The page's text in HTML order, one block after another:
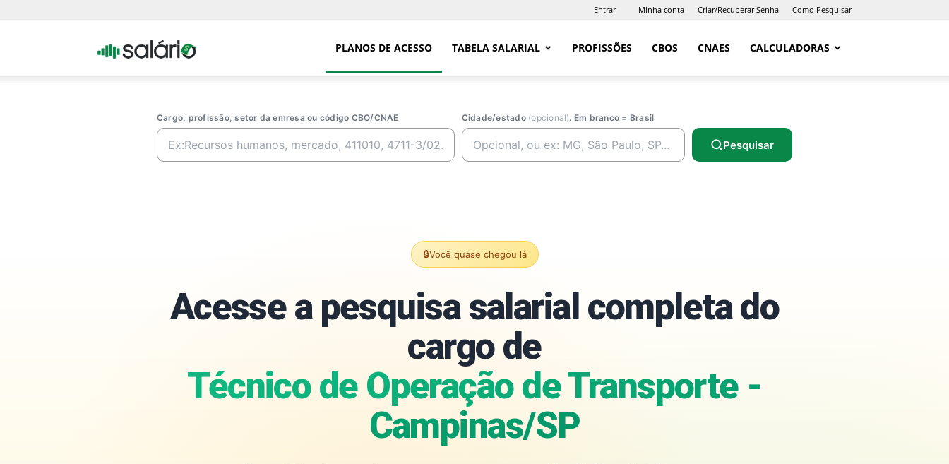
Entrar Minha conta Criar/Recuperar Senha Como Pesquisar
Portal PLANOS DE ACESSO TABELA SALARIAL PROFISSÕES CBOS CNAES CALCULADORAS
Cargo, profissão, setor da emresa ou código CBO/CNAE Cidade/estado (opcional). Em branco = Brasil
Pesquisar
🔒Você quase chegou lá
Acesse a pesquisa salarial completa do
cargo de
Técnico de Operação de Transporte -
Campinas/SP